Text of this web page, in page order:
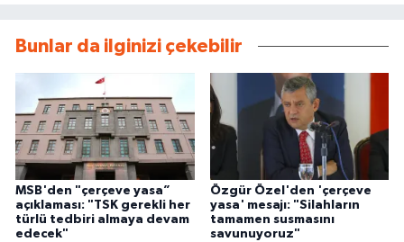
Bunlar da ilginizi çekebilir
MSB'den "çerçeve yasa”
açıklaması: "TSK gerekli her
türlü tedbiri almaya devam
edecek"
Özgür Özel'den 'çerçeve
yasa' mesajı: "Silahların
tamamen susmasını
savunuyoruz"